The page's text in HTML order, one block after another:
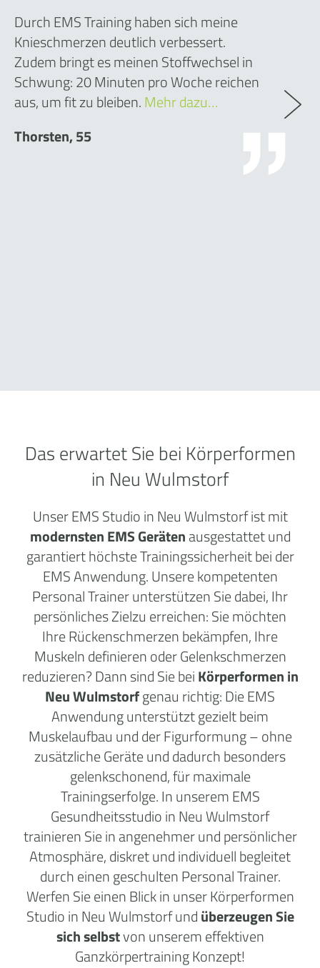
Durch EMS Training haben sich meine
Knieschmerzen deutlich verbessert.
Zudem bringt es meinen Stoffwechsel in
Schwung: 20 Minuten pro Woche reichen
aus, um fit zu bleiben.Mehr dazu…
Thorsten, 55
Das erwartet Sie bei Körperformen
in Neu Wulmstorf
Unser EMS Studio in Neu Wulmstorf ist mit
modernsten EMS Gerätenausgestattet und
garantiert höchste Trainingssicherheit bei der
EMS Anwendung. Unsere kompetenten
Personal Trainer unterstützen Sie dabei, Ihr
persönliches Zielzu erreichen: Sie möchten
Ihre Rückenschmerzen bekämpfen, Ihre
Muskeln definieren oder Gelenkschmerzen
reduzieren? Dann sind Sie beiKörperformen in
Neu Wulmstorfgenau richtig: Die EMS
Anwendung unterstützt gezielt beim
Muskelaufbau und der Figurformung – ohne
zusätzliche Geräte und dadurch besonders
gelenkschonend, für maximale
Trainingserfolge. In unserem EMS
Gesundheitsstudio in Neu Wulmstorf
trainieren Sie in angenehmer und persönlicher
Atmosphäre, diskret und individuell begleitet
durch einen geschulten Personal Trainer.
Werfen Sie einen Blick in unser Körperformen
Studio in Neu Wulmstorf undüberzeugen Sie
sich selbstvon unserem effektiven
Ganzkörpertraining Konzept!